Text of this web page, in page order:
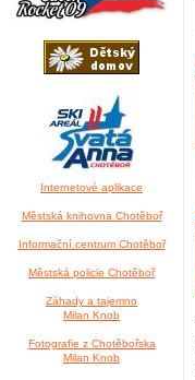
Internetové aplikace
Městská knihovna Chotěboř
Informační centrum Chotěboř
Městská policie Chotěboř
Záhady a tajemno
Milan Knob
Fotografie z Chotěbořska
Milan Knob